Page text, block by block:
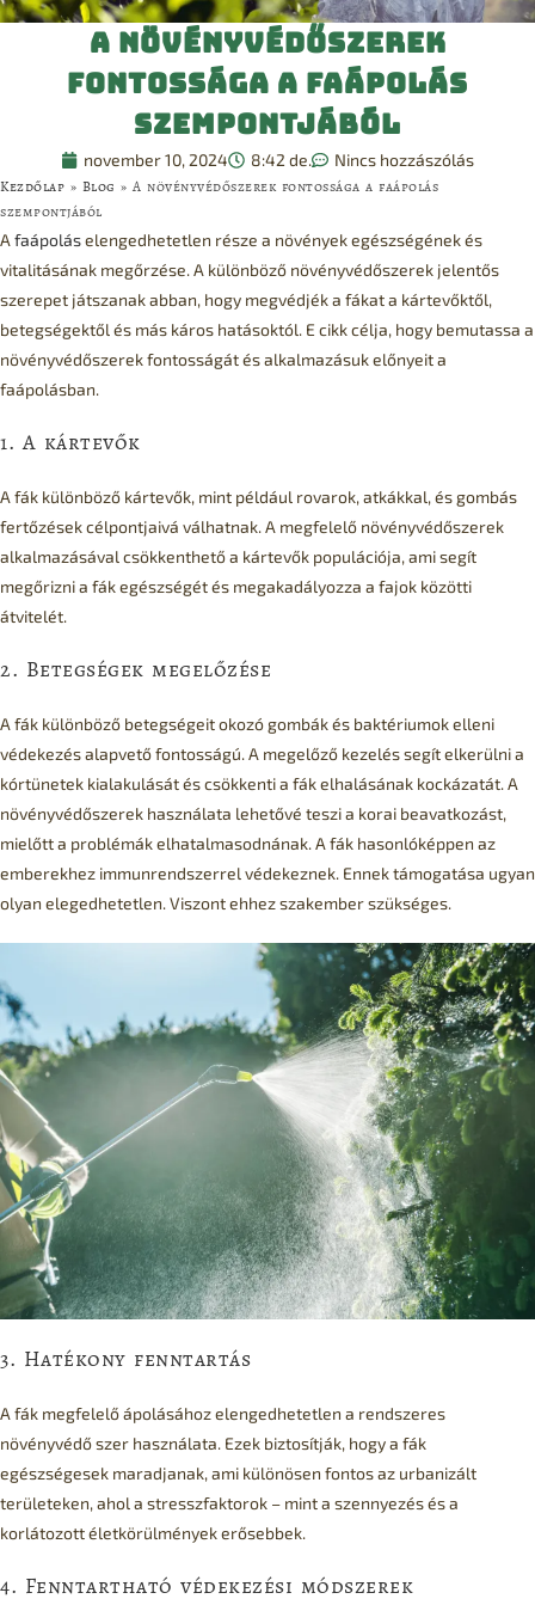
A növényvédőszerek
fontossága a faápolás
szempontjából
november 10, 2024 8:42 de. Nincs hozzászólás
Kezdőlap » Blog » A növényvédőszerek fontossága a faápolás
szempontjából
A faápoláselengedhetetlen része a növények egészségének és
vitalitásának megőrzése. A különböző növényvédőszerek jelentős
szerepet játszanak abban, hogy megvédjék a fákat a kártevőktől,
betegségektől és más káros hatásoktól. E cikk célja, hogy bemutassa a
növényvédőszerek fontosságát és alkalmazásuk előnyeit a
faápolásban.
1. A kártevők
A fák különböző kártevők, mint például rovarok, atkákkal, és gombás
fertőzések célpontjaivá válhatnak. A megfelelő növényvédőszerek
alkalmazásával csökkenthető a kártevők populációja, ami segít
megőrizni a fák egészségét és megakadályozza a fajok közötti
átvitelét.
2. Betegségek megelőzése
A fák különböző betegségeit okozó gombák és baktériumok elleni
védekezés alapvető fontosságú. A megelőző kezelés segít elkerülni a
kórtünetek kialakulását és csökkenti a fák elhalásának kockázatát. A
növényvédőszerek használata lehetővé teszi a korai beavatkozást,
mielőtt a problémák elhatalmasodnának. A fák hasonlóképpen az
emberekhez immunrendszerrel védekeznek. Ennek támogatása ugyan
olyan elegedhetetlen. Viszont ehhez szakember szükséges.
3. Hatékony fenntartás
A fák megfelelő ápolásához elengedhetetlen a rendszeres
növényvédő szer használata. Ezek biztosítják, hogy a fák
egészségesek maradjanak, ami különösen fontos az urbanizált
területeken, ahol a stresszfaktorok – mint a szennyezés és a
korlátozott életkörülmények erősebbek.
4. Fenntartható védekezési módszerek